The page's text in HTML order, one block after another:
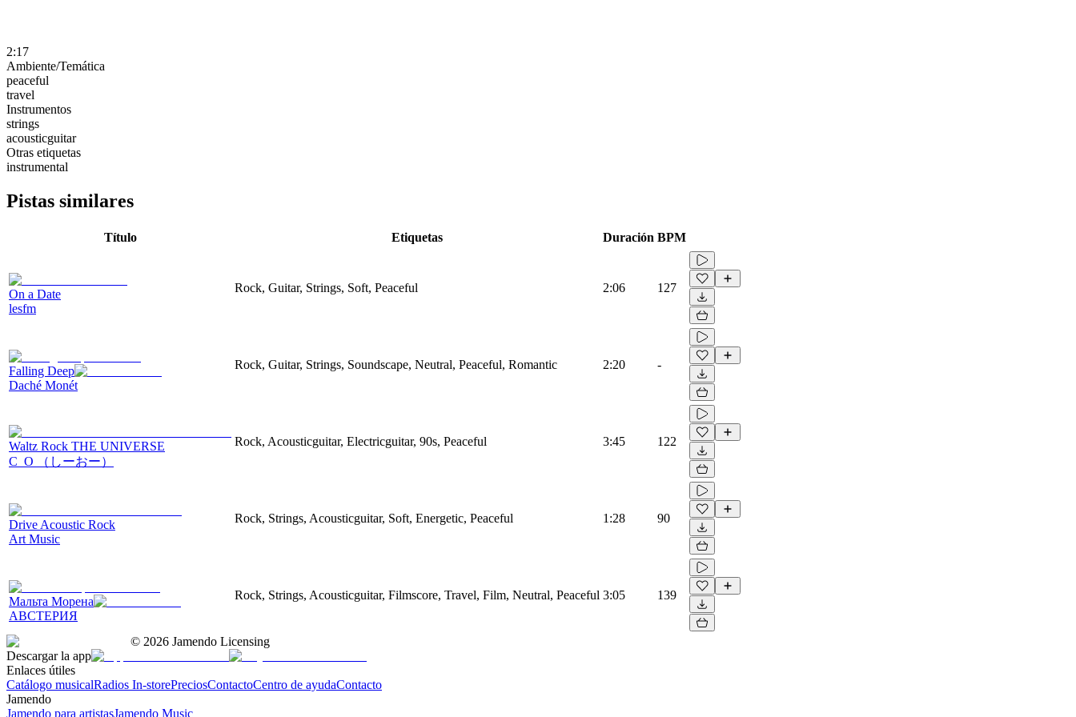
2:17
Ambiente/Temática
peaceful
travel
Instrumentos
strings
acousticguitar
Otras etiquetas
instrumental
Pistas similares
Título Etiquetas Duración BPM
On a Date
lesfm
Rock, Guitar, Strings, Soft, Peaceful 2:06 127
Falling Deep
Daché Monét
Rock, Guitar, Strings, Soundscape, Neutral, Peaceful, Romantic 2:20 -
Waltz Rock THE UNIVERSE
C_O （しーおー）
Rock, Acousticguitar, Electricguitar, 90s, Peaceful 3:45 122
Drive Acoustic Rock
Art Music
Rock, Strings, Acousticguitar, Soft, Energetic, Peaceful 1:28 90
Мальта Морена
АВСТЕРИЯ
Rock, Strings, Acousticguitar, Filmscore, Travel, Film, Neutral, Peaceful 3:05 139
© 2026 Jamendo Licensing
Descargar la app
Enlaces útiles
Catálogo musicalRadios In-storePreciosContactoCentro de ayudaContacto
Jamendo
Jamendo para artistasJamendo Music